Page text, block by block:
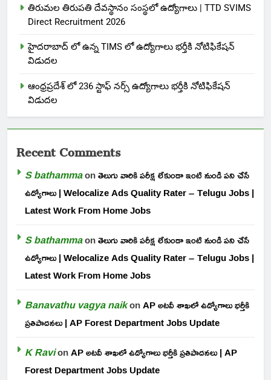
తిరుమల తిరుపతి దేవస్థానం సంస్థలో ఉద్యోగాలు | TTD SVIMS
Direct Recruitment 2026
హైదరాబాద్ లో ఉన్న TIMS లో ఉద్యోగాలు భర్తీకి నోటిఫికేషన్
విడుదల
ఆంధ్రప్రదేశ్ లో 236 స్టాఫ్ నర్స్ ఉద్యోగాలు భర్తీకి నోటిఫికేషన్
విడుదల
Recent Comments
S bathammaonతెలుగు వారికి పరీక్ష లేకుండా ఇంటి నుండి పని చేసే
ఉద్యోగాలు | Welocalize Ads Quality Rater – Telugu Jobs |
Latest Work From Home Jobs
S bathammaonతెలుగు వారికి పరీక్ష లేకుండా ఇంటి నుండి పని చేసే
ఉద్యోగాలు | Welocalize Ads Quality Rater – Telugu Jobs |
Latest Work From Home Jobs
Banavathu vagya naikonAP అటవీ శాఖలో ఉద్యోగాలు భర్తీకి
ప్రతిపాదనలు | AP Forest Department Jobs Update
K RavionAP అటవీ శాఖలో ఉద్యోగాలు భర్తీకి ప్రతిపాదనలు | AP
Forest Department Jobs Update